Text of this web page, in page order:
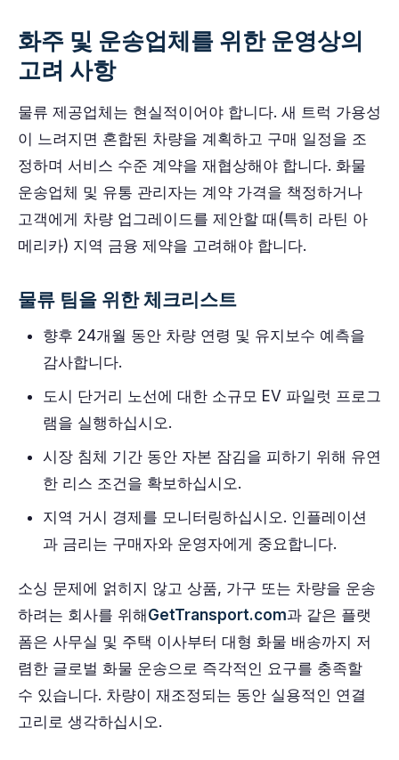
화주 및 운송업체를 위한 운영상의
고려 사항
물류 제공업체는 현실적이어야 합니다. 새 트럭 가용성
이 느려지면 혼합된 차량을 계획하고 구매 일정을 조
정하며 서비스 수준 계약을 재협상해야 합니다. 화물
운송업체 및 유통 관리자는 계약 가격을 책정하거나
고객에게 차량 업그레이드를 제안할 때(특히 라틴 아
메리카) 지역 금융 제약을 고려해야 합니다.
물류 팀을 위한 체크리스트
향후 24개월 동안 차량 연령 및 유지보수 예측을
감사합니다.
도시 단거리 노선에 대한 소규모 EV 파일럿 프로그
램을 실행하십시오.
시장 침체 기간 동안 자본 잠김을 피하기 위해 유연
한 리스 조건을 확보하십시오.
지역 거시 경제를 모니터링하십시오. 인플레이션
과 금리는 구매자와 운영자에게 중요합니다.
소싱 문제에 얽히지 않고 상품, 가구 또는 차량을 운송
하려는 회사를 위해 GetTransport.com과 같은 플랫
폼은 사무실 및 주택 이사부터 대형 화물 배송까지 저
렴한 글로벌 화물 운송으로 즉각적인 요구를 충족할
수 있습니다. 차량이 재조정되는 동안 실용적인 연결
고리로 생각하십시오.